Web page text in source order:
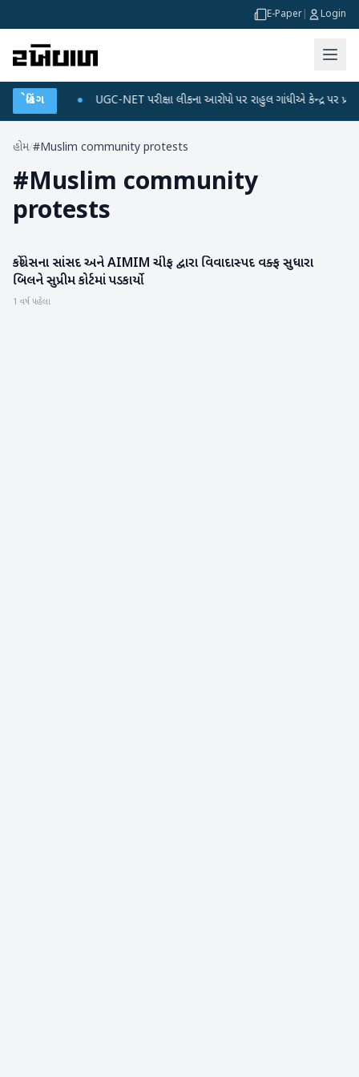
E-Paper Login
બ્રેકિંગ
પ્લાન UGC-NET પરીક્ષા લીકના આરોપો પર રાહુલ ગાંધીએ કેન્દ્ર પર પ્રહાર
હોમ/#Muslim community protests
#Muslim community
protests
રાષ્ટ્રીય
કોંગ્રેસના સાંસદ અને AIMIM ચીફ દ્વારા વિવાદાસ્પદ વક્ફ સુધારા
બિલને સુપ્રીમ કોર્ટમાં પડકાર્યો
1 વર્ષ પહેલા